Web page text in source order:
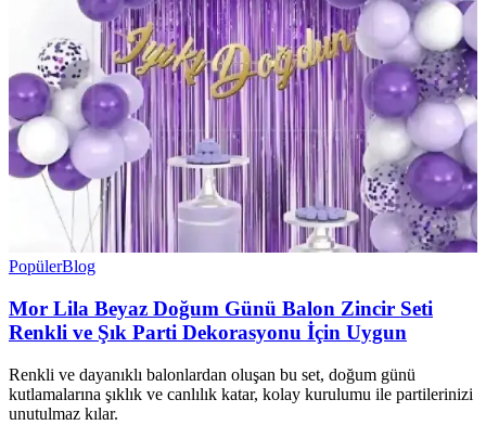
PopülerBlog
Mor Lila Beyaz Doğum Günü Balon Zincir Seti
Renkli ve Şık Parti Dekorasyonu İçin Uygun
Renkli ve dayanıklı balonlardan oluşan bu set, doğum günü
kutlamalarına şıklık ve canlılık katar, kolay kurulumu ile partilerinizi
unutulmaz kılar.